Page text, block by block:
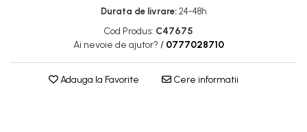
https://www.doctortrotineta.ro/cauciucuri-
Camere bicicleta
Durata de livrare: 24-48h
Cod Produs: C47675
Ai nevoie de ajutor? / 0777028710
Adauga la Favorite Cere informatii